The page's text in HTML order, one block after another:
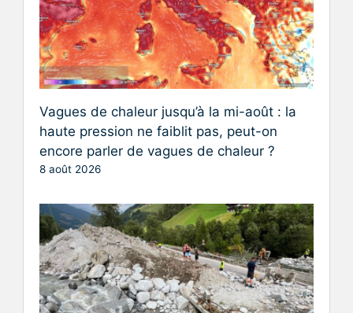
Vagues de chaleur jusqu’à la mi-août : la
haute pression ne faiblit pas, peut-on
encore parler de vagues de chaleur ?
8 août 2026